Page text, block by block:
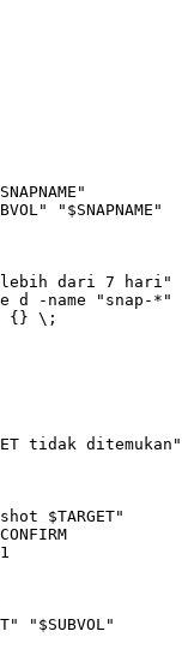
"
" " $SNAPNAME "
lebih dari 7 hari"
d -name "snap-*"
{} \;
tidak ditemukan"
$TARGET"
1
" " $SUBVOL "